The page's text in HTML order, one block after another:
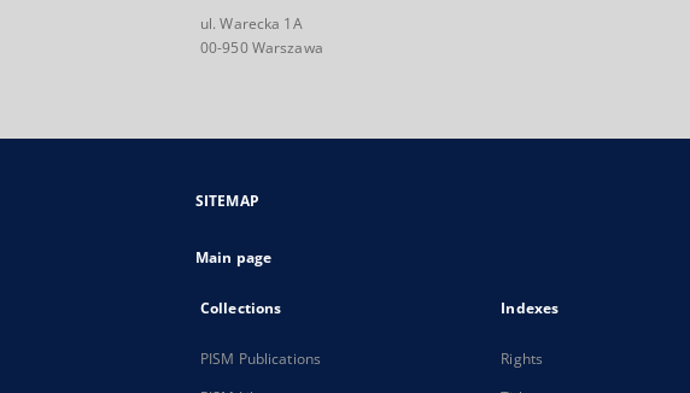
ul. Warecka 1A
00-950 Warszawa
SITEMAP
Main page
Collections
PISM Publications
Indexes
Rights